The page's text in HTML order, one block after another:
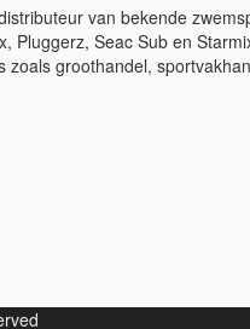
van bekende
Pluggerz, Seac Sub en
zoals groothandel,